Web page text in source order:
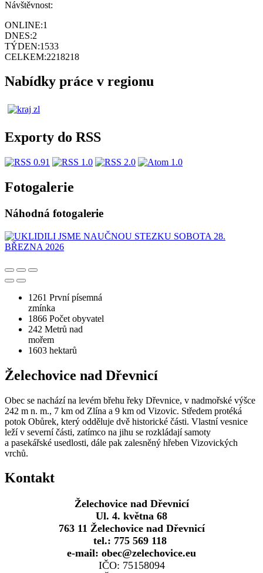
Návštěvnost:
ONLINE:1
DNES:2
TÝDEN:1533
CELKEM:2218218
Nabídky práce v regionu
Exporty do RSS
Fotogalerie
Náhodná fotogalerie
1261 První písemná
zmínka
1866 Počet obyvatel
242 Metrů nad
mořem
1603 hektarů
Želechovice nad Dřevnicí
Obec se nachází na levém břehu řeky Dřevnice, v nadmořské výšce
242 m n. m., 7 km od Zlína a 9 km od Vizovic. Středem protéká
potok Obůrek, který odděluje dvě historické části. Vlastní vesnice
leží v severní části, zatímco na jihu se rozkládají samoty
a pasekářské usedlosti, dále pak zalesněný hřeben Vizovických
vrchů.
Kontakt
Želechovice nad Dřevnicí
Ul. 4. května 68
763 11 Želechovice nad Dřevnicí
tel.: 775 569 118
e-mail: obec@zelechovice.eu
IČO: 75158094